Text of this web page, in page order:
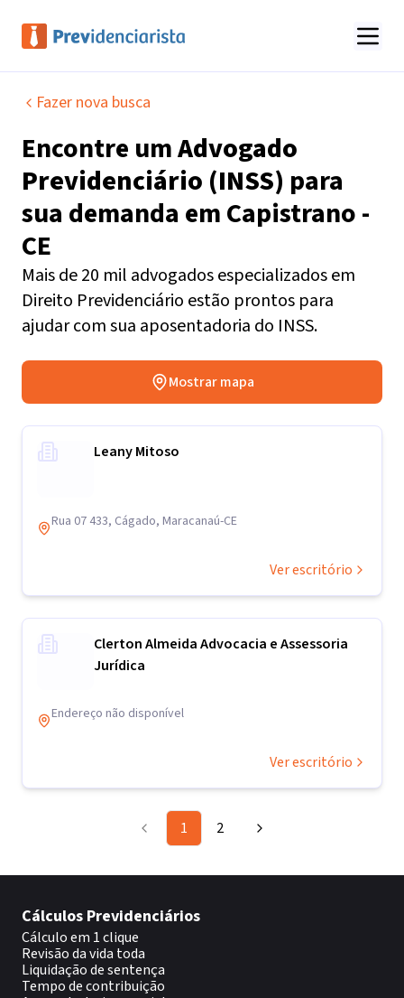
Fazer nova busca
Encontre umAdvogado
Previdenciário (INSS) para
sua demanda emCapistrano -
CE
Mais de 20 mil advogados especializados em
Direito Previdenciário estão prontos para
ajudar com sua aposentadoria do INSS.
Mostrar mapa
Leany Mitoso
Rua 07 433, Cágado, Maracanaú-CE
Ver escritório
Clerton Almeida Advocacia e Assessoria
Jurídica
Endereço não disponível
Ver escritório
1 2
Cálculos Previdenciários
Cálculo em 1 clique
Revisão da vida toda
Liquidação de sentença
Tempo de contribuição